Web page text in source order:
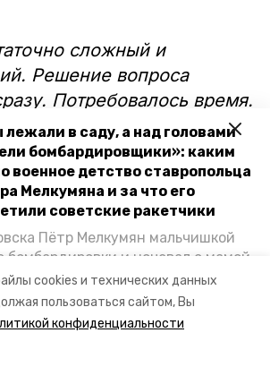
cookies и технических данных
пользоваться сайтом, Вы
конфиденциальности
лежали в саду, а над головами
бомбардировщики»: каким
военное детство ставропольца
Мелкумяна и за что его
советские ракетчики
Пётр Мелкумян мальчишкой
бомбардировки и ночевал с мамой
когда гитлеровцы заняли их
эти дни, как выживали после
ракетным войскам — в новом
«Победы26» «Дети
сложный и
Решение вопроса
Потребовалось время.
когда есть желание
к лучшему жизнь
школьники – а это
придут в такую
она должна быть –
просторной, светлой и
— сообщил
Владимиров.